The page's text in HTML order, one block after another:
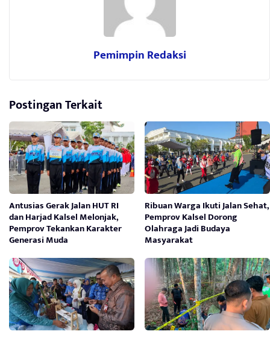
Pemimpin Redaksi
Postingan Terkait
Antusias Gerak Jalan HUT RI
dan Harjad Kalsel Melonjak,
Pemprov Tekankan Karakter
Generasi Muda
Ribuan Warga Ikuti Jalan Sehat,
Pemprov Kalsel Dorong
Olahraga Jadi Budaya
Masyarakat